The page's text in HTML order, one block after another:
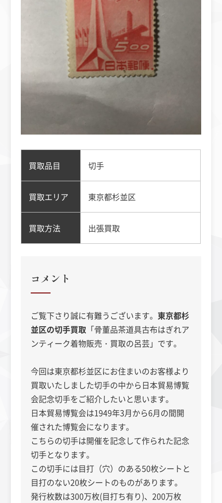
買取品目 切手
買取エリア 東京都杉並区
買取方法 出張買取
コメント
ご覧下さり誠に有難うございます。 東京都杉
並区の切手買取 「骨董品茶道具古布はぎれア
ンティーク着物販売・買取の呂芸」です。
今回は東京都杉並区にお住まいのお客様より
買取いたしました切手の中から日本貿易博覧
会記念切手をご紹介したいと思います。
日本貿易博覧会は1949年3月から6月の間開
催された博覧会になります。
こちらの切手は開催を記念して作られた記念
切手となります。
この切手には目打（穴）のある50枚シートと
目打のない20枚シートのものがあります。
発行枚数は300万枚(目打ち有り)、200万枚